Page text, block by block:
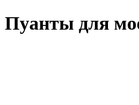
Пуанты для